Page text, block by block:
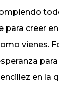
para creer
vienes.
en la